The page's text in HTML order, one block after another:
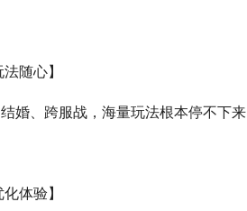
随心】
婚、跨服战，海量玩法根本停不下来
体验】